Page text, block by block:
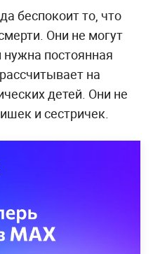
беспокоит то, что
Они не могут
постоянная
на
детей. Они не
и сестричек.